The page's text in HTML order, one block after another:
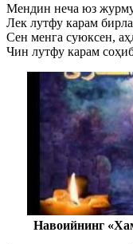
Мендин неча юз
Лек лутфу карам
Сен менга суюксен,
Чин лутфу карам
Навоийнинг